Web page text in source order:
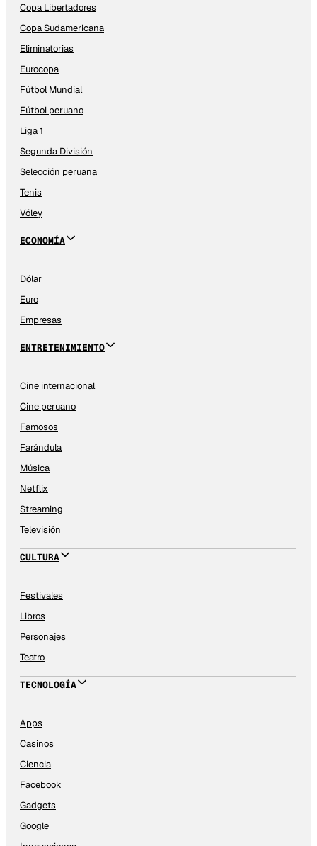
Copa Libertadores
Copa Sudamericana
Eliminatorias
Eurocopa
Fútbol Mundial
Fútbol peruano
Liga 1
Segunda División
Selección peruana
Tenis
Vóley
ECONOMÍA
Dólar
Euro
Empresas
ENTRETENIMIENTO
Cine internacional
Cine peruano
Famosos
Farándula
Música
Netflix
Streaming
Televisión
CULTURA
Festivales
Libros
Personajes
Teatro
TECNOLOGÍA
Apps
Casinos
Ciencia
Facebook
Gadgets
Google